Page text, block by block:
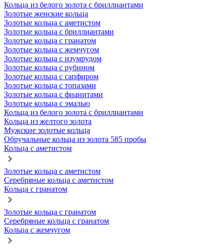
Кольца из белого золота с бриллиантами
Золотые женские кольца
Золотые кольца с аметистом
Золотые кольца с бриллиантами
Золотые кольца с гранатом
Золотые кольца с жемчугом
Золотые кольца с изумрудом
Золотые кольца с рубином
Золотые кольца с сапфиром
Золотые кольца с топазами
Золотые кольца с фианитами
Золотые кольца с эмалью
Кольца из белого золота с бриллиантами
Кольца из желтого золота
Мужские золотые кольца
Обручальные кольца из золота 585 пробы
Кольца с аметистом
Золотые кольца с аметистом
Серебряные кольца с аметистом
Кольца с гранатом
Золотые кольца с гранатом
Серебряные кольца с гранатом
Кольца с жемчугом